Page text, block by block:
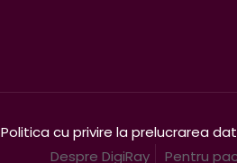
Politica cu privire la prelucrarea
Despre DigiRay
Pentru